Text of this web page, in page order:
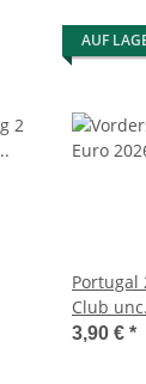
AUF
Portugal 2
Club unc.
3,90 € *